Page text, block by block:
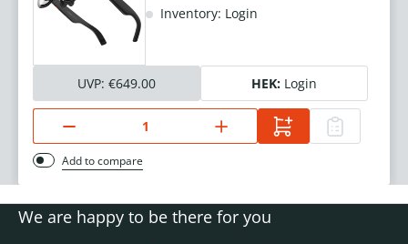
Inventory: Login
UVP: €649.00 HEK: Login
Add to compare
We are happy to be there for you